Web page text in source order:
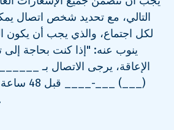
التالي، مع تحديد شخص اتصال
لكل اجتماع، والذي يجب أن يكون
ينوب عنه: "إذا كنت بحاجة
الإعاقة، يرجى الاتصال بـ
(___) ___-